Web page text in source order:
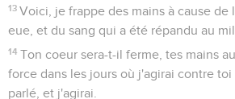
13 Voici, je frappe des mains à cause de
eue, et du sang qui a été répandu au
14 Ton coeur sera-t-il ferme, tes mains
force dans les jours où j'agirai contre toi
parlé, et j'agirai.